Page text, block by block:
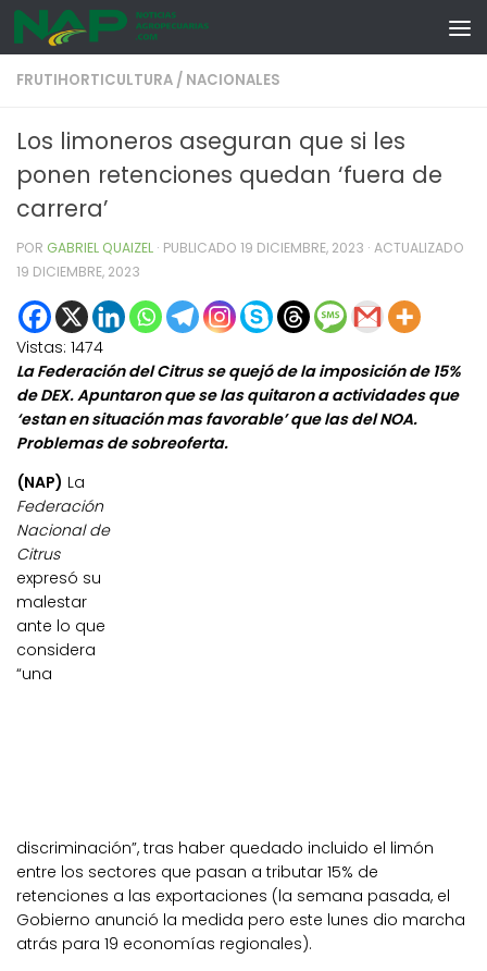
Skip to content
FRUTIHORTICULTURA / NACIONALES
Los limoneros aseguran que si les
ponen retenciones quedan ‘fuera de
carrera’
POR GABRIEL QUAIZEL · PUBLICADO 19 DICIEMBRE, 2023 · ACTUALIZADO
19 DICIEMBRE, 2023
Vistas: 1474
La Federación del Citrus se quejó de la imposición de 15%
de DEX. Apuntaron que se las quitaron a actividades que
‘estan en situación mas favorable’ que las del NOA.
Problemas de sobreoferta.
(NAP) La
Federación
Nacional de
Citrus
expresó su
malestar
ante lo que
considera
“una
discriminación”, tras haber quedado incluido el limón
entre los sectores que pasan a tributar 15% de
retenciones a las exportaciones (la semana pasada, el
Gobierno anunció la medida pero este lunes dio marcha
atrás para 19 economías regionales).